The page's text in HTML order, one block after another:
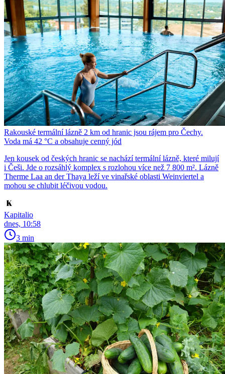
Rakouské termální lázně 2 km od hranic jsou rájem pro Čechy.
Voda má 42 °C a obsahuje cenný jód
Jen kousek od českých hranic se nachází termální lázně, které milují
i Češi. Jde o rozsáhlý komplex s rozlohou více než 7 800 m². Lázně
Therme Laa an der Thaya leží ve vinařské oblasti Weinviertel a
mohou se chlubit léčivou vodou.
Kapitalio
dnes, 10:58
3 min